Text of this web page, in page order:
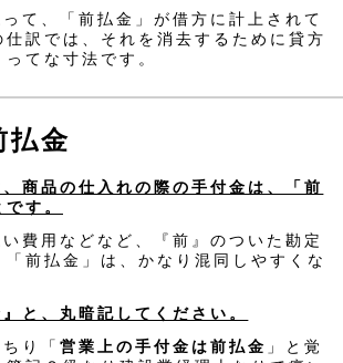
て、「前払金」が借方に計上されて
仕訳では、それを消去するために貸方
てな寸法です。
払金
商品の仕入れの際の手付金は、「前
す。
費用などなど、『前』のついた勘定
前払金」は、かなり混同しやすくな
』と、丸暗記してください。
り「営業上の手付金は前払金 」と覚